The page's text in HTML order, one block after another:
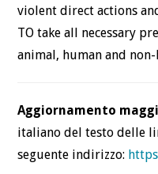
violent direct actions
TO take all necessary
animal, human and non-
Aggiornamento
italiano del testo delle
seguente indirizzo: